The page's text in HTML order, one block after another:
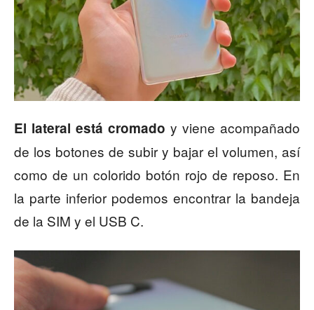
El lateral está cromado y viene acompañado
de los botones de subir y bajar el volumen, así
como de un colorido botón rojo de reposo. En
la parte inferior podemos encontrar la bandeja
de la SIM y el USB C.